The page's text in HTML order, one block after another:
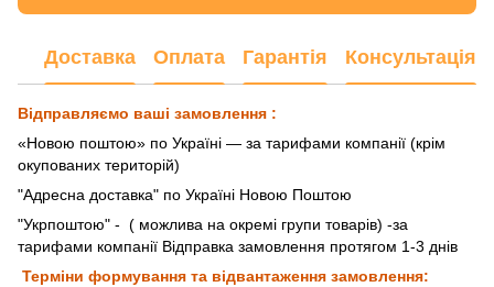
Доставка Оплата Гарантія Консультація
Відправляємо ваші замовлення :
«Новою поштою» по Україні — за тарифами компанії (крім
окупованих територій)
"Адресна доставка" по Україні Новою Поштою
"Укрпоштою" - ( можлива на окремі групи товарів) -за
тарифами компанії Відправка замовлення протягом 1-3 днів
Терміни формування та відвантаження замовлення: